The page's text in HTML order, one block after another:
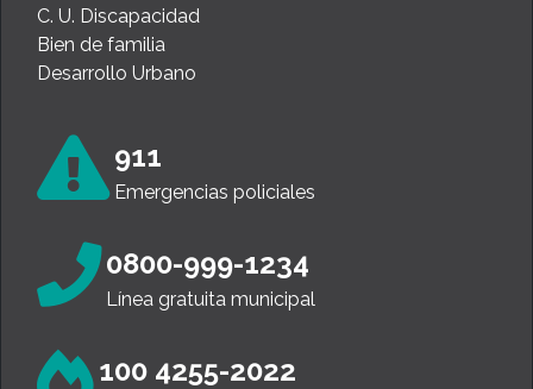
C. U. Discapacidad
Bien de familia
Desarrollo Urbano
911
Emergencias policiales
0800-999-1234
Línea gratuita municipal
100 4255-2022